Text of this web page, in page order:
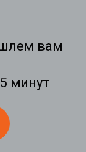
вам
минут